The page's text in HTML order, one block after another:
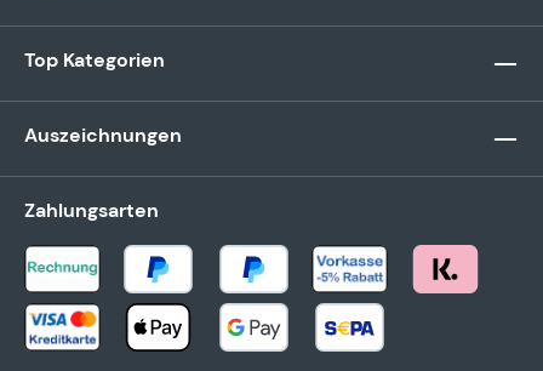
Top Kategorien
Auszeichnungen
Zahlungsarten